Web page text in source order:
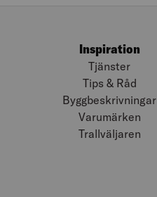
Inspiration
Tjänster
Tips & Råd
Byggbeskrivningar
Varumärken
Trallväljaren